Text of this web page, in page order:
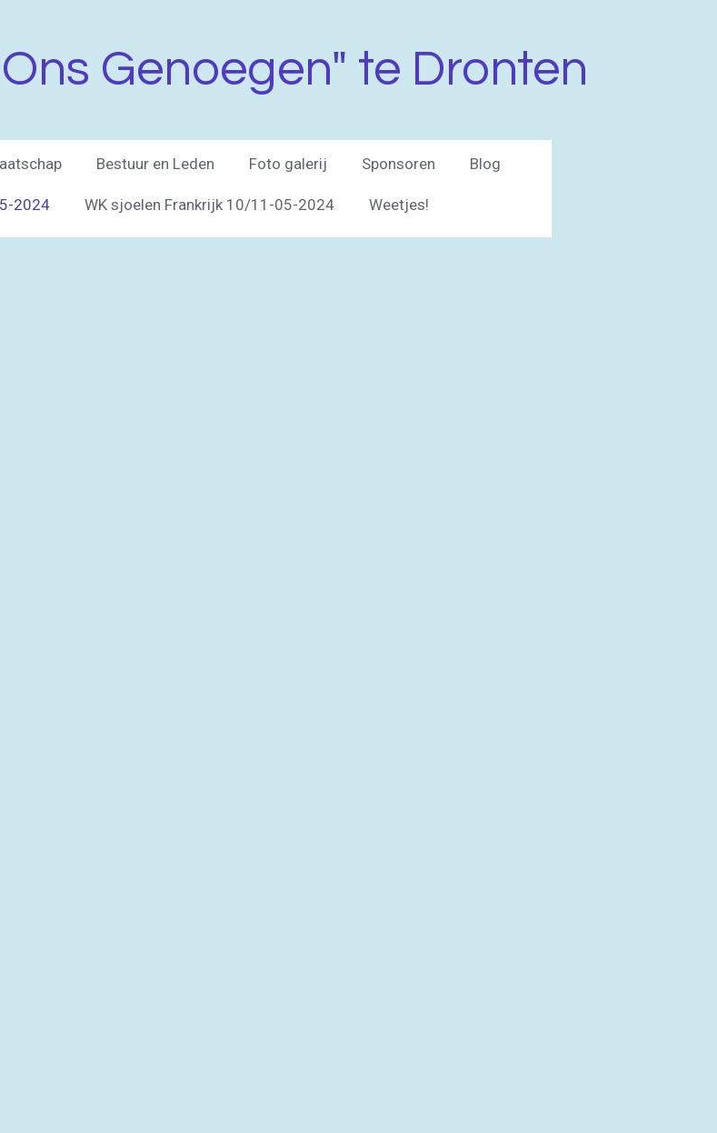
Genoegen" te Dronten
Bestuur en Leden Foto galerij Sponsoren Blog
2024 WK sjoelen Frankrijk 10/11-05-2024 Weetjes!